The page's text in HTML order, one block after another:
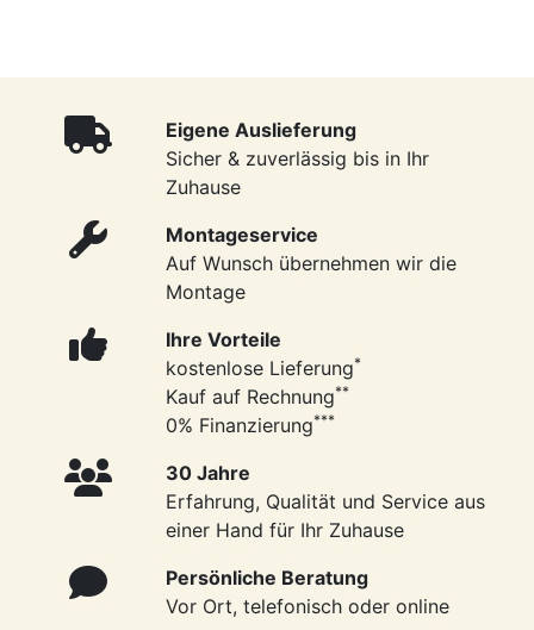
Eigene Auslieferung
Sicher & zuverlässig bis in Ihr
Zuhause
Montageservice
Auf Wunsch übernehmen wir die
Montage
Ihre Vorteile
kostenlose Lieferung*
Kauf auf Rechnung**
0% Finanzierung***
30 Jahre
Erfahrung, Qualität und Service aus
einer Hand für Ihr Zuhause
Persönliche Beratung
Vor Ort, telefonisch oder online